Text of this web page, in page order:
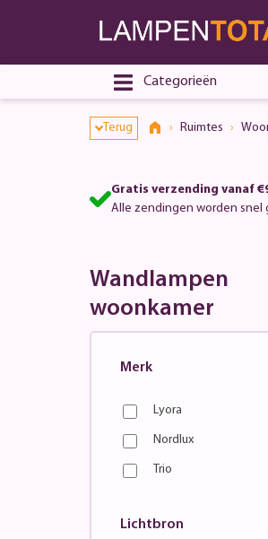
Categorieën
Terug Ruimtes
Gratis verzending vanaf
Alle zendingen worden snel
Wandlampen
woonkamer
Merk
Lyora
Nordlux
Trio
Lichtbron